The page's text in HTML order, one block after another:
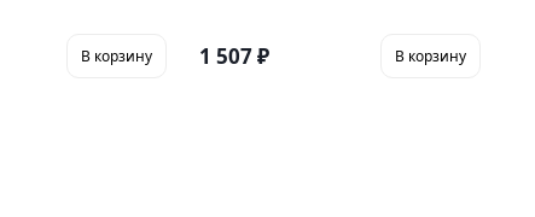
В корзину 1 507₽ В корзину